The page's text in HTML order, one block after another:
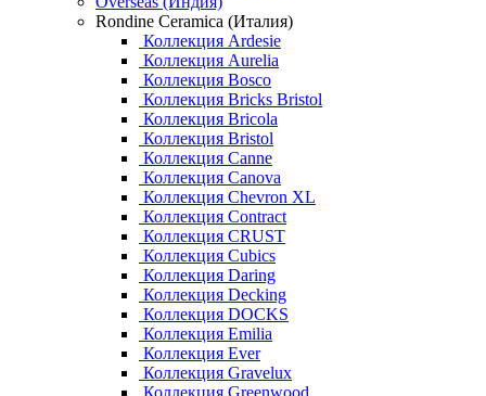
Rondine Ceramica (Италия)
Коллекция Ardesie
Коллекция Aurelia
Коллекция Bosco
Коллекция Bricks Bristol
Коллекция Bricola
Коллекция Bristol
Коллекция Canne
Коллекция Canova
Коллекция Chevron XL
Коллекция Contract
Коллекция CRUST
Коллекция Cubics
Коллекция Daring
Коллекция Decking
Коллекция DOCKS
Коллекция Emilia
Коллекция Ever
Коллекция Gravelux
Коллекция Greenwood